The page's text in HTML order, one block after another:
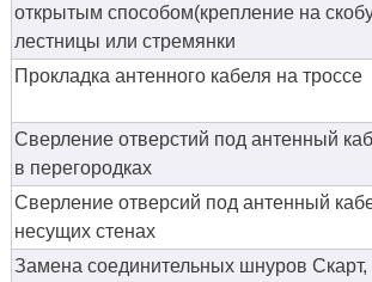
открытым способом(крепление на
лестницы или стремянки
Прокладка антенного кабеля на троссе
Сверление отверстий под антенный
в перегородках
Сверление отверсий под антенный
несущих стенах
Замена соединительных шнуров Скарт,